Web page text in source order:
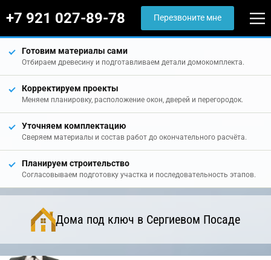
+7 921 027-89-78 Перезвоните мне
Готовим материалы сами
Отбираем древесину и подготавливаем детали домокомплекта.
Корректируем проекты
Меняем планировку, расположение окон, дверей и перегородок.
Уточняем комплектацию
Сверяем материалы и состав работ до окончательного расчёта.
Планируем строительство
Согласовываем подготовку участка и последовательность этапов.
Дома под ключ в Сергиевом Посаде